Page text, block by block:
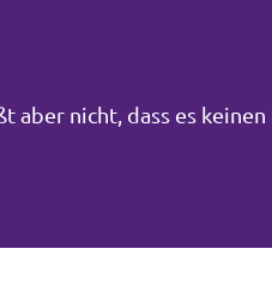
aber nicht, dass es